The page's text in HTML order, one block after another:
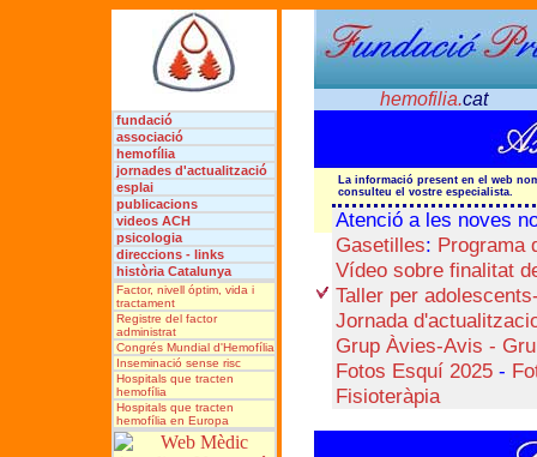
hemofilia.cat
fundació
associació
hemofília
jornades d'actualització
esplai
publicacions
videos ACH
psicologia
direccions - links
història Catalunya
Factor, nivell óptim, vida i
tractament
Registre del factor
administrat
Congrés Mundial d'Hemofília
Inseminació sense risc
Hospitals que tracten
hemofília
Hospitals que tracten
hemofília en Europa
La informació present en el web
consulteu el vostre especialista.
Atenció a les noves
Gasetilles: Programa
Vídeo sobre finalitat
Taller per
Jornada
Grup Àvies-Avis -
Fotos Esquí 2025 -
Fisioteràpia